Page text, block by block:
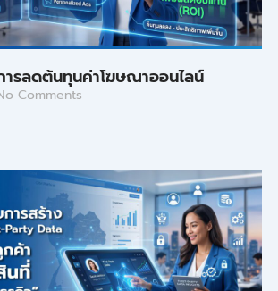
ารลดต้นทุนค่าโฆษณาออนไลน์
Comments